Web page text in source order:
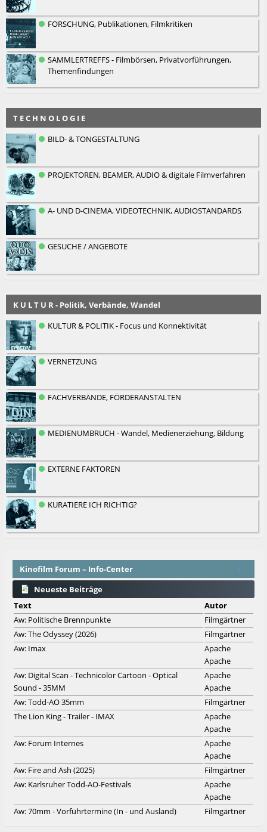
FORSCHUNG, Publikationen, Filmkritiken
SAMMLERTREFFS - Filmbörsen, Privatvorführungen,
Themenfindungen
T E C H N O L O G I E
BILD- & TONGESTALTUNG
PROJEKTOREN, BEAMER, AUDIO & digitale Filmverfahren
A- UND D-CINEMA, VIDEOTECHNIK, AUDIOSTANDARDS
GESUCHE / ANGEBOTE
K U L T U R - Politik, Verbände, Wandel
KULTUR & POLITIK - Focus und Konnektivität
VERNETZUNG
FACHVERBÄNDE, FÖRDERANSTALTEN
MEDIENUMBRUCH - Wandel, Medienerziehung, Bildung
EXTERNE FAKTOREN
KURATIERE ICH RICHTIG?
Kinofilm Forum – Info-Center
Neueste Beiträge
Text
Autor
Aw: Politische Brennpunkte
Filmgärtner
Aw: The Odyssey (2026)
Filmgärtner
Aw: Imax
Apache
Apache
Aw: Digital Scan - Technicolor Cartoon - Optical
Sound - 35MM
Apache
Apache
Aw: Todd-AO 35mm
Filmgärtner
The Lion King - Trailer - IMAX
Apache
Apache
Aw: Forum Internes
Apache
Apache
Aw: Fire and Ash (2025)
Filmgärtner
Aw: Karlsruher Todd-AO-Festivals
Apache
Apache
Aw: 70mm - Vorführtermine (In - und Ausland)
Filmgärtner